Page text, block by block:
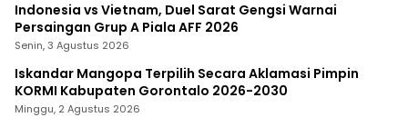
Indonesia vs Vietnam, Duel Sarat Gengsi Warnai
Persaingan Grup A Piala AFF 2026
Senin, 3 Agustus 2026
Iskandar Mangopa Terpilih Secara Aklamasi Pimpin
KORMI Kabupaten Gorontalo 2026-2030
Minggu, 2 Agustus 2026